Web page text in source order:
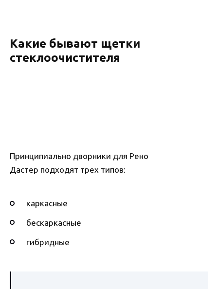
Какие бывают щетки
стеклоочистителя
Принципиально дворники для Рено
Дастер подходят трех типов:
каркасные
бескаркасные
гибридные